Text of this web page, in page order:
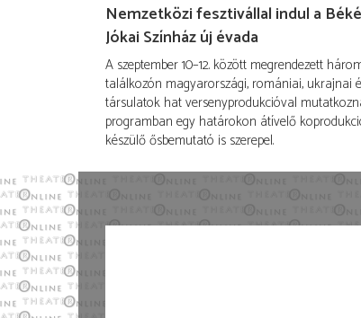
Nemzetközi fesztivállal indul a
Jókai Színház új évada
A szeptember 10–12. között megrendezett
találkozón magyarországi, romániai, ukrajnai
társulatok hat versenyprodukcióval
programban egy határokon átívelő
készülő ősbemutató is szerepel.